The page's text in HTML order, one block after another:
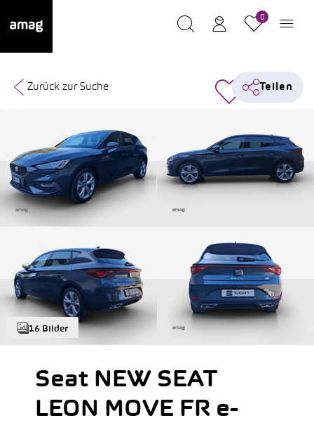
0
16 Bilder
Zurück zur Suche Teilen
Seat NEW SEAT
LEON MOVE FR e-